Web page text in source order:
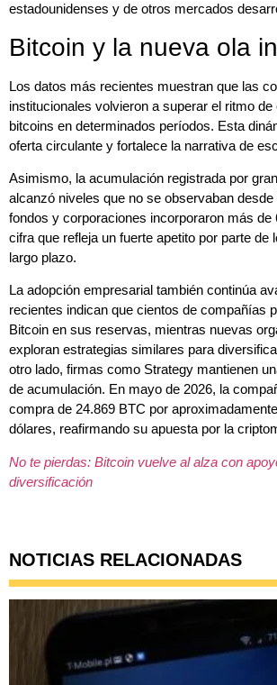
estadounidenses y de otros mercados
Bitcoin y la nueva ola
Los datos más recientes muestran que las
institucionales volvieron a superar el ritmo
bitcoins en determinados períodos. Esta
oferta circulante y fortalece la narrativa de
Asimismo, la acumulación registrada por
alcanzó niveles que no se observaban desde
fondos y corporaciones incorporaron más de
cifra que refleja un fuerte apetito por parte de
largo plazo.
La adopción empresarial también continúa
recientes indican que cientos de compañías
Bitcoin en sus reservas, mientras nuevas
exploran estrategias similares para
otro lado, firmas como Strategy mantienen
de acumulación. En mayo de 2026, la
compra de 24.869 BTC por
dólares, reafirmando su apuesta por la
No te pierdas: Bitcoin vuelve al alza con
diversificación
NOTICIAS RELACIONADAS